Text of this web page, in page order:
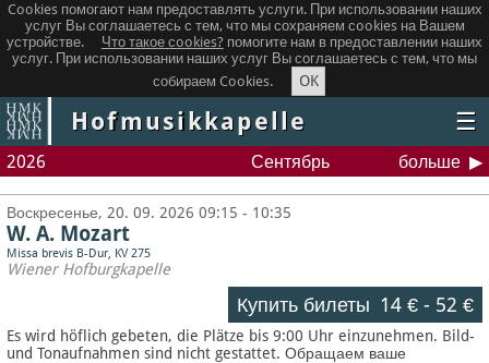
Cookies помогают нам предоставлять услуги. При использовании наших
услуг Вы соглашаетесь с тем, что мы сохраняем сookies на Вашем
устройстве.
Что такое сookies? помогите нам в предоставлении наших
услуг. При использовании наших услуг Вы соглашаетесь с тем, что мы
собираем Cookies.
OK
Hofmusikkapelle ☰
2026 Сентябрь больше
Воскресенье, 20. 09. 2026 09:15 - 10:35
W. A. Mozart
Missa brevis B-Dur, KV 275
Wiener Hofburgkapelle
Купить билеты 14 €- 52 €
Es wird höflich gebeten, die Plätze bis 9:00 Uhr einzunehmen. Bild-
und Tonaufnahmen sind nicht gestattet.Обращаем ваше